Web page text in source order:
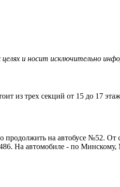
и носит исключительно
из трех секций от 15 до 17
продолжить на автобусе №52.
На автомобиле - по